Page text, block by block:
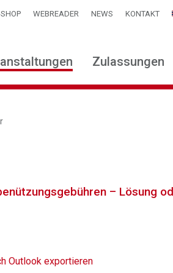
WEBREADER NEWS KONTAKT
Zulassungen
– Lösung
Outlook exportieren